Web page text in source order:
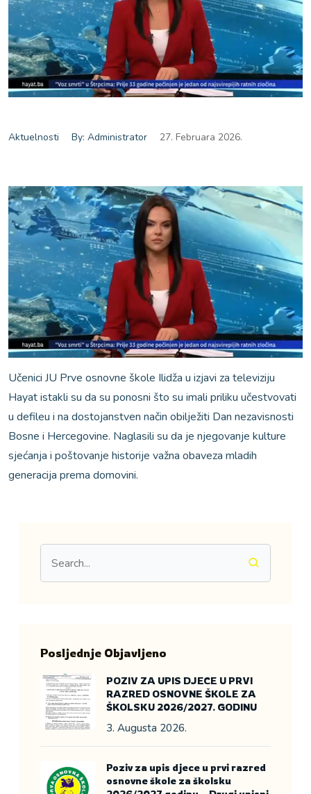
Aktuelnosti By: Administrator 27. Februara 2026.
Učenici JU Prve osnovne škole Ilidža u izjavi za televiziju
Hayat istakli su da su ponosni što su imali priliku učestvovati
u defileu i na dostojanstven način obilježiti Dan nezavisnosti
Bosne i Hercegovine. Naglasili su da je njegovanje kulture
sjećanja i poštovanje historije važna obaveza mladih
generacija prema domovini.
Posljednje Objavljeno
POZIV ZA UPIS DJECE U PRVI
RAZRED OSNOVNE ŠKOLE ZA
ŠKOLSKU 2026/2027. GODINU
3. Augusta 2026.
Poziv za upis djece u prvi razred
osnovne škole za školsku